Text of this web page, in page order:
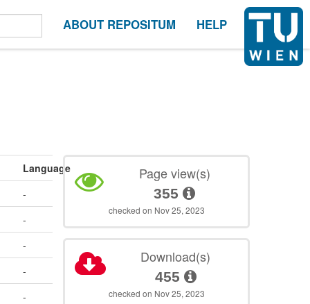
ABOUT REPOSITUM HELP
Language
-
-
-
-
-
Page view(s)
355
checked on Nov 25, 2023
Download(s)
455
checked on Nov 25, 2023